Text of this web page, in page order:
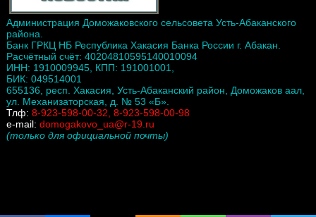
Администрация Доможаковского сельсовета Усть-Абаканского
района.
Банк ГРКЦ НБ Республика Хакасия Банка России г. Абакан.
Расчётный счёт: 40204810595140010094
ИНН: 1910009945, КПП: 191001001,
БИК: 049514001
655136, респ. Хакасия, Усть-Абаканский район, Доможаков аал,
ул. Механизаторская, д. № 53 «Б».
Тлф: 8-923-598-00-32, 8-923-598-00-98
e-mail: domogakovo_ua@r-19.ru
(только для официальной почты)